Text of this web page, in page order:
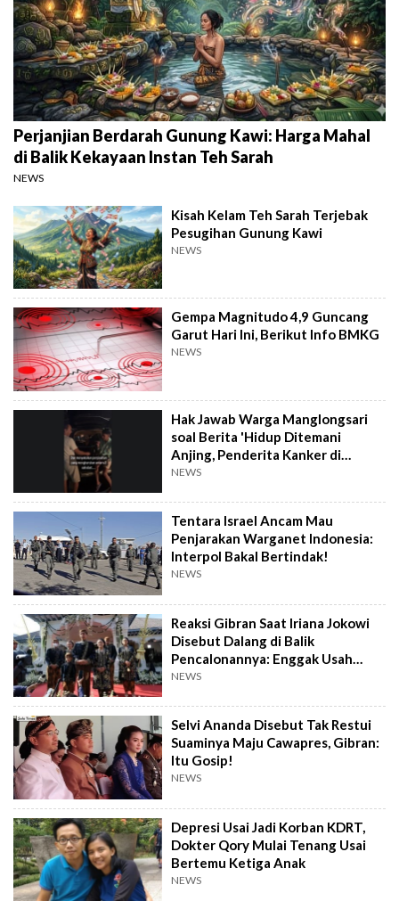
Perjanjian Berdarah Gunung Kawi: Harga Mahal
di Balik Kekayaan Instan Teh Sarah
NEWS
Kisah Kelam Teh Sarah Terjebak
Pesugihan Gunung Kawi
NEWS
Gempa Magnitudo 4,9 Guncang
Garut Hari Ini, Berikut Info BMKG
NEWS
Hak Jawab Warga Manglongsari
soal Berita 'Hidup Ditemani
Anjing, Penderita Kanker di
Wonosobo Diamuk Warga'
NEWS
Tentara Israel Ancam Mau
Penjarakan Warganet Indonesia:
Interpol Bakal Bertindak!
NEWS
Reaksi Gibran Saat Iriana Jokowi
Disebut Dalang di Balik
Pencalonannya: Enggak Usah
Dibesar-besarkan
NEWS
Selvi Ananda Disebut Tak Restui
Suaminya Maju Cawapres, Gibran:
Itu Gosip!
NEWS
Depresi Usai Jadi Korban KDRT,
Dokter Qory Mulai Tenang Usai
Bertemu Ketiga Anak
NEWS